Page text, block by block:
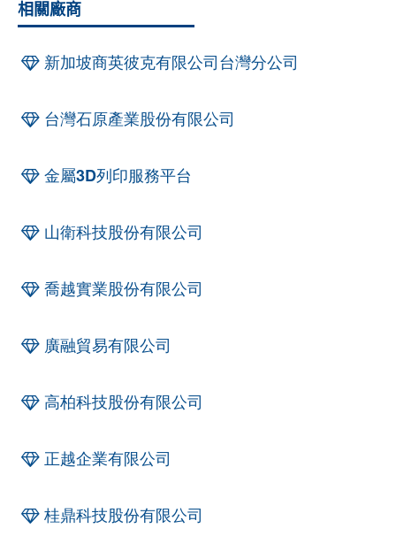
相關廠商
新加坡商英彼克有限公司台灣分公司
台灣石原產業股份有限公司
金屬3D列印服務平台
山衛科技股份有限公司
喬越實業股份有限公司
廣融貿易有限公司
高柏科技股份有限公司
正越企業有限公司
桂鼎科技股份有限公司